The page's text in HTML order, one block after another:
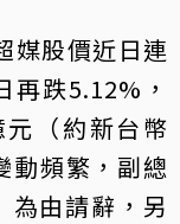
媒股價近日連
跌5.12%，
（約新台幣
動頻繁，副總
為由請辭，另